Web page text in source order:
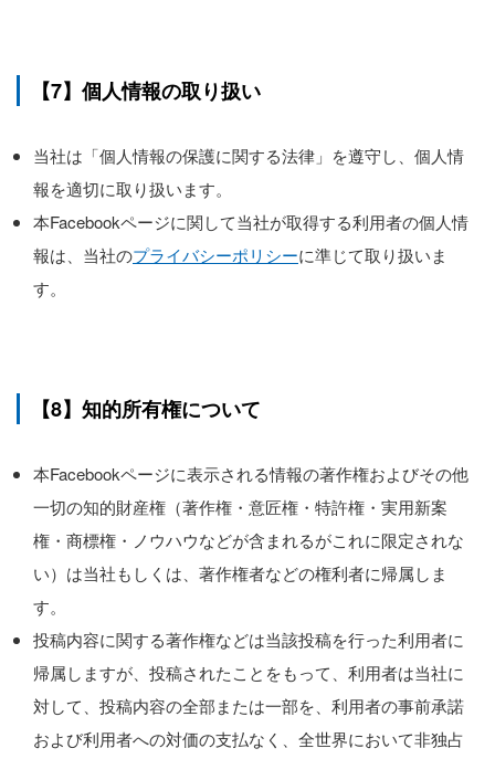
【7】個人情報の取り扱い
当社は「個人情報の保護に関する法律」を遵守し、個人情
報を適切に取り扱います。
本Facebookページに関して当社が取得する利用者の個人情
報は、当社のプライバシーポリシーに準じて取り扱いま
す。
【8】知的所有権について
本Facebookページに表示される情報の著作権およびその他
一切の知的財産権（著作権・意匠権・特許権・実用新案
権・商標権・ノウハウなどが含まれるがこれに限定されな
い）は当社もしくは、著作権者などの権利者に帰属しま
す。
投稿内容に関する著作権などは当該投稿を行った利用者に
帰属しますが、投稿されたことをもって、利用者は当社に
対して、投稿内容の全部または一部を、利用者の事前承諾
および利用者への対価の支払なく、全世界において非独占